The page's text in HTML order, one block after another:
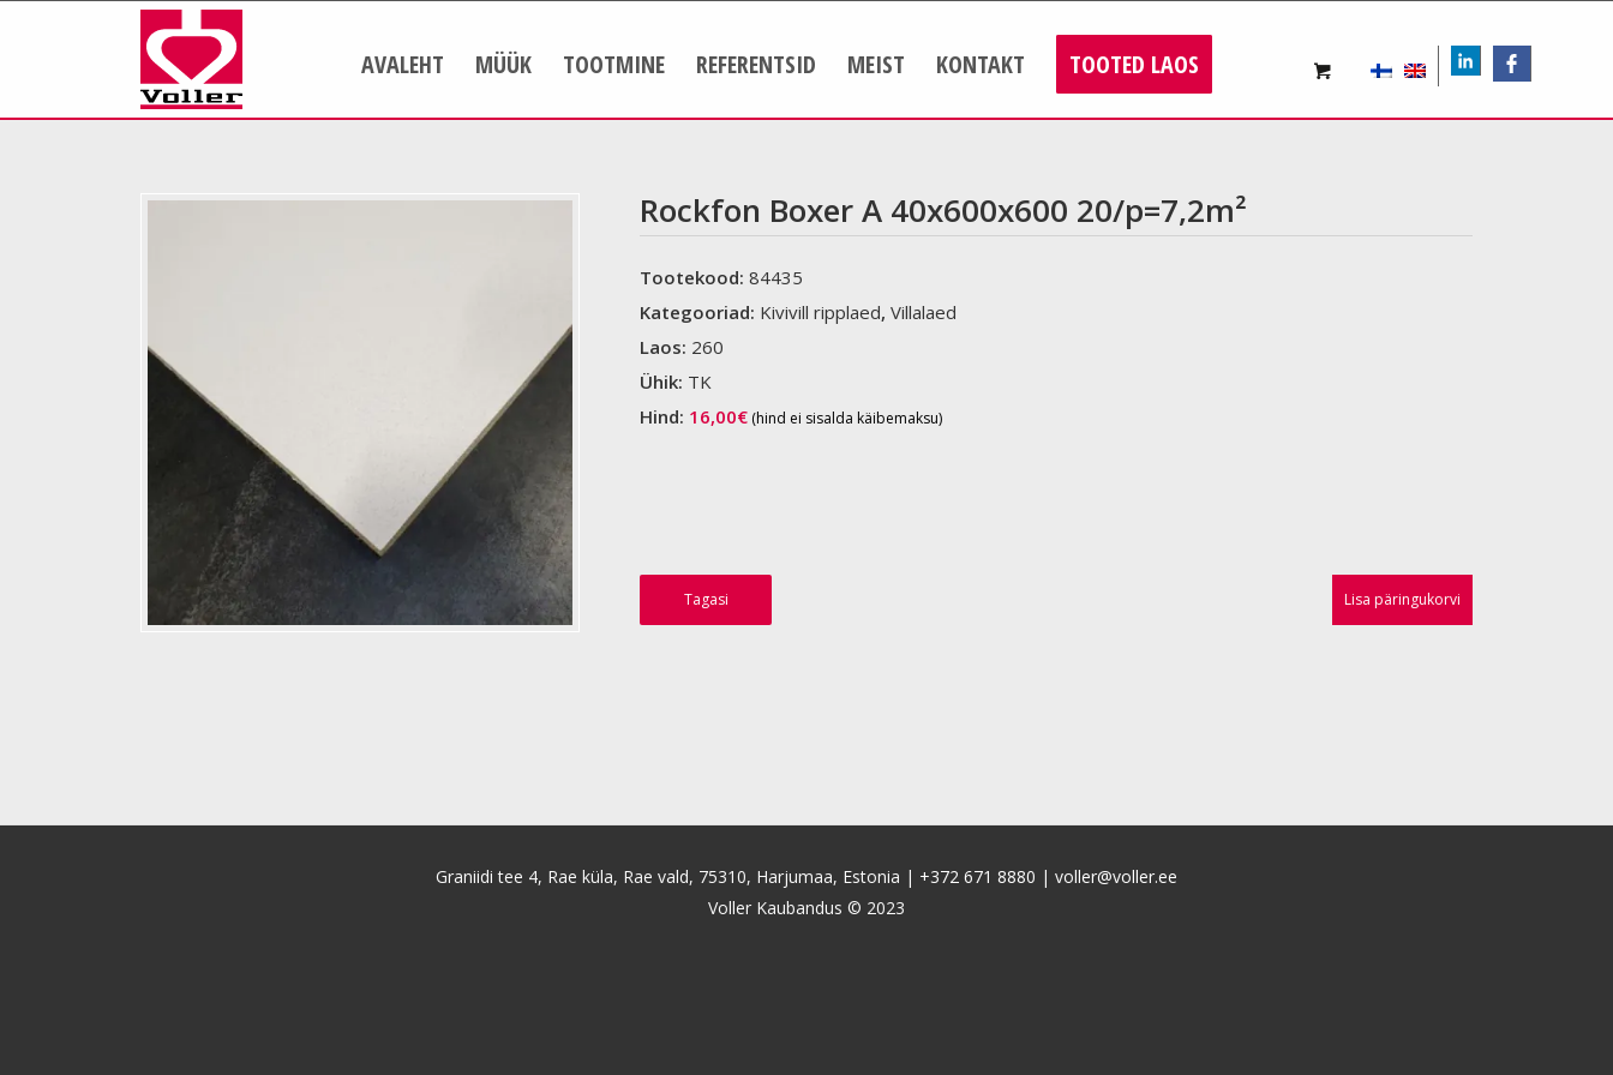
FB
LIn
AVALEHT MÜÜK TOOTMINE REFERENTSID MEIST KONTAKT TOOTED LAOS
Rockfon Boxer A 40x600x600 20/p=7,2m²
Tootekood:84435
Kategooriad: Kivivill ripplaed,Villalaed
Laos: 260
Ühik: TK
Hind: 16,00€ (hind ei sisalda käibemaksu)
Tagasi Lisa päringukorvi
Graniidi tee 4, Rae küla, Rae vald, 75310, Harjumaa, Estonia | +372 671 8880 | voller@voller.ee
Voller Kaubandus © 2023